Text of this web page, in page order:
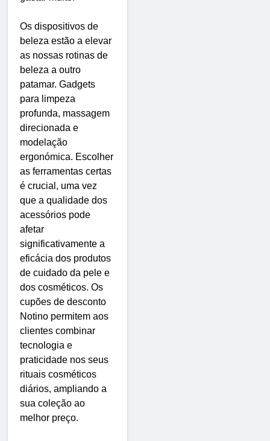
Os dispositivos de
beleza estão a elevar
as nossas rotinas de
beleza a outro
patamar. Gadgets
para limpeza
profunda, massagem
direcionada e
modelação
ergonómica. Escolher
as ferramentas certas
é crucial, uma vez
que a qualidade dos
acessórios pode
afetar
significativamente a
eficácia dos produtos
de cuidado da pele e
dos cosméticos. Os
cupões de desconto
Notino permitem aos
clientes combinar
tecnologia e
praticidade nos seus
rituais cosméticos
diários, ampliando a
sua coleção ao
melhor preço.